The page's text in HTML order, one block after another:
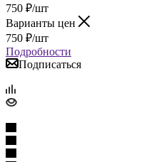
750 ₽/шт
Варианты цен
750 ₽/шт
Подробности
Подписаться